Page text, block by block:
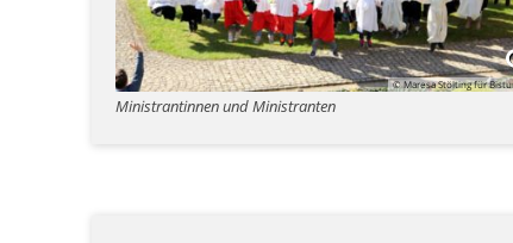
© Maresa Stölting für
Ministrantinnen und Ministranten